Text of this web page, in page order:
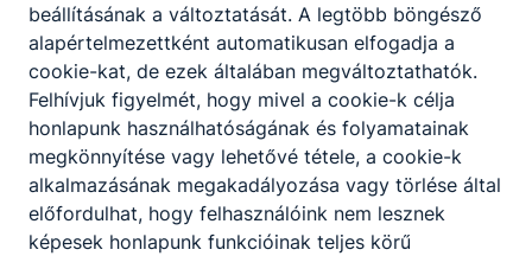
Felvételi kérelmek elbírálása
(3)Alkalmassági
mérése (fizikai
(4)Motivációs
figyelembevételével
(5) Egészségügyi
Elérhető maximális pontszám
100 pont
Hozott pont:
maximum 25 pont
beállításának a változtatását. A legtöbb böngésző
alapértelmezettként automatikusan elfogadja a
cookie-kat, de ezek általában megváltoztathatók.
Felhívjuk figyelmét, hogy mivel a cookie-k célja
honlapunk használhatóságának és folyamatainak
megkönnyítése vagy lehetővé tétele, a cookie-k
alkalmazásának megakadályozása vagy törlése által
előfordulhat, hogy felhasználóink nem lesznek
képesek honlapunk funkcióinak teljes körű